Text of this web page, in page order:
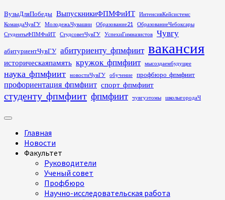
Перейти
к
содержимому
ВузыДляПобеды ВыпускникиФПМФиИТ
ИнтенсивКейсистемс
КомандаЧувГУ
МолодежьЧувашии Образование21
ОбразованиеЧебоксары
СтудентыФПМФиИТ
СтудсоветЧувГУ УспехиГимназистов Чувгу
абитуриентЧувГУ абитуриенту_фпмфиит вакансия
историческаяпамять кружок_фпмфиит мысоздаембудущее
наука_фпмфиит новостиЧувГУ обучение профбюро_фпмфиит
профориентация_фпмфиит спорт_фпмфиит
студенту_фпмфиит фпмфиит чувгуэтомы школыгородаЧ
Основное
Главная
Новости
Факультет
Руководители
Ученый совет
Профбюро
Научно-исследовательская работа